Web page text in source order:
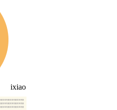
ixiao